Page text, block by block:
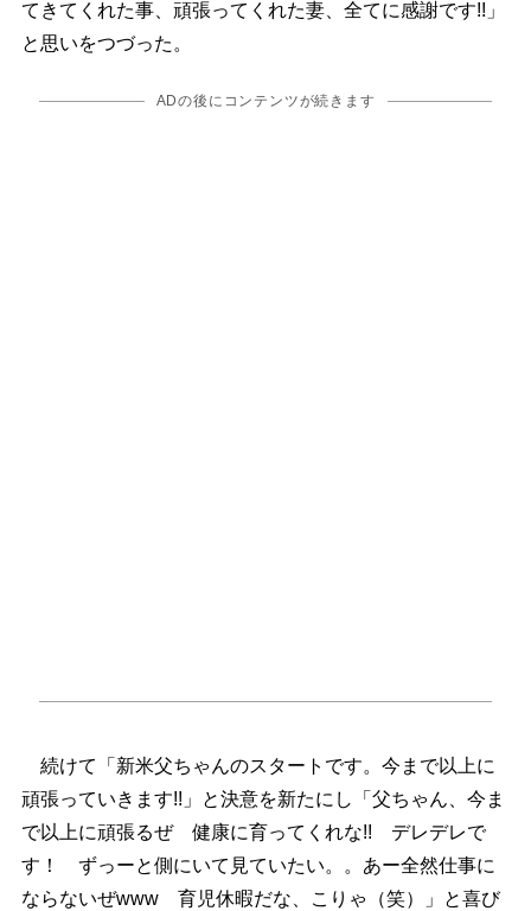
てきてくれた事、頑張ってくれた妻、全てに感謝です!!」
と思いをつづった。
ADの後にコンテンツが続きます
続けて「新米父ちゃんのスタートです。今まで以上に
頑張っていきます!!」と決意を新たにし「父ちゃん、今ま
で以上に頑張るぜ 健康に育ってくれな!! デレデレで
す！ ずっーと側にいて見ていたい。。あー全然仕事に
ならないぜwww 育児休暇だな、こりゃ（笑）」と喜び